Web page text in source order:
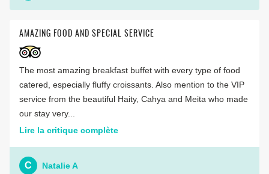
AMAZING FOOD AND SPECIAL SERVICE
The most amazing breakfast buffet with every type of food
catered, especially fluffy croissants. Also mention to the VIP
service from the beautiful Haity, Cahya and Meita who made
our stay very...
Lire la critique complète
C Natalie A